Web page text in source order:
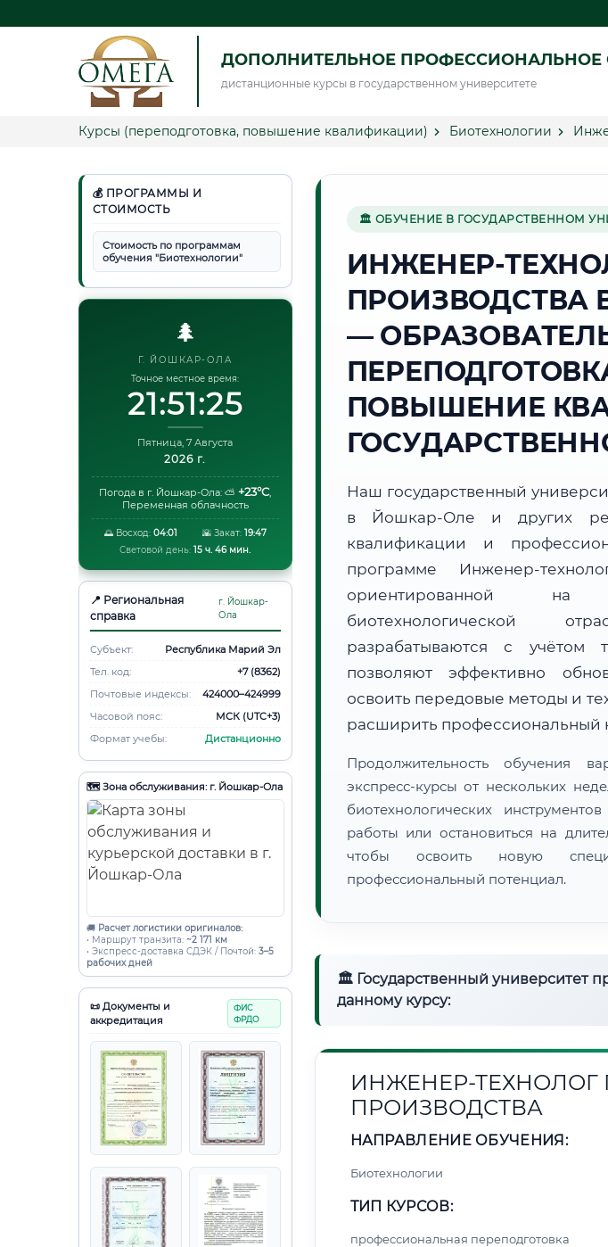
ДОПОЛНИТЕЛЬНОЕ
дистанционные курсы в государственном университете
Курсы (переподготовка, повышение квалификации) Биотехнологии
💰 ПРОГРАММЫ И
СТОИМОСТЬ
Стоимость по программам
обучения "Биотехнологии"
🌲
Г. ЙОШКАР-ОЛА
Точное местное время:
21:51:25
Пятница, 7 Августа
2026 г.
Погода в г. Йошкар-Ола: ⛅ +23°C,
Переменная облачность
🌅 Восход: 04:01 🌇 Закат: 19:47
Световой день: 15 ч. 46 мин.
📍 Региональная
справка
г. Йошкар-
Ола
Субъект:
Республика Марий Эл
Тел. код:
+7 (8362)
Почтовые индексы:
424000–424999
Часовой пояс:
МСК (UTC+3)
Формат учебы:
Дистанционно
🗺️ Зона обслуживания: г. Йошкар-Ола
🚚 Расчет логистики оригиналов:
• Маршрут транзита: ~2 171 км
• Экспресс-доставка СДЭК / Почтой: 3–5
рабочих дней
📜 Документы и
аккредитация
ФИС
ФРДО
🏛 ОБУЧЕНИЕ В ГОСУДАРСТВЕННОМ
ИНЖЕНЕР-
ПРОИЗВОДСТВА
—
ПОВЫШЕНИЕ
Наш государственный
в Йошкар-Оле и других
квалификации и
программе Инженер-
ориентированной на
биотехнологической
разрабатываются с
позволяют эффективно
освоить передовые методы и
расширить профессиональный
Продолжительность обучения
экспресс-курсы от нескольких
биотехнологических
работы или остановиться на
чтобы освоить новую
профессиональный потенциал.
🏛 Государственный университет
данному курсу:
ИНЖЕНЕР-
ПРОИЗВОДСТВА
НАПРАВЛЕНИЕ ОБУЧЕНИЯ:
Биотехнологии
ТИП КУРСОВ:
профессиональная переподготовка